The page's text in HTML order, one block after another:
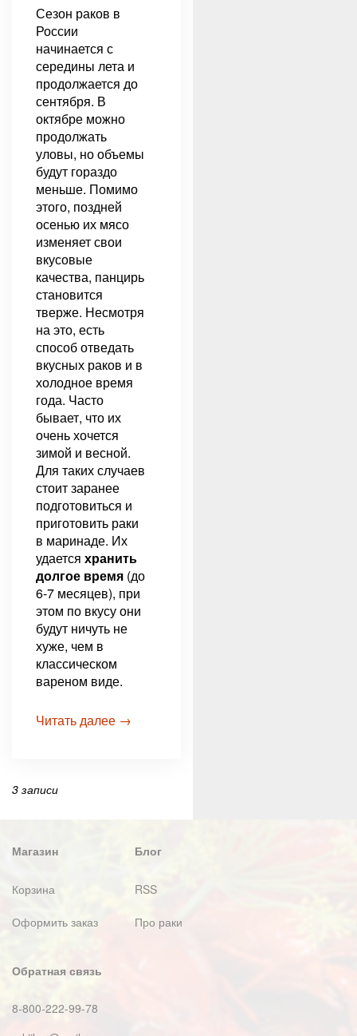
Сезон раков в
России
начинается с
середины лета и
продолжается до
сентября. В
октябре можно
продолжать
уловы, но объемы
будут гораздо
меньше. Помимо
этого, поздней
осенью их мясо
изменяет свои
вкусовые
качества, панцирь
становится
тверже. Несмотря
на это, есть
способ отведать
вкусных раков и в
холодное время
года. Часто
бывает, что их
очень хочется
зимой и весной.
Для таких случаев
стоит заранее
подготовиться и
приготовить раки
в маринаде. Их
удается хранить
долгое время (до
6-7 месяцев), при
этом по вкусу они
будут ничуть не
хуже, чем в
классическом
вареном виде.
Читать далее →
3 записи
Магазин
Корзина
Оформить заказ
Блог
RSS
Про раки
Обратная связь
8-800-222-99-78